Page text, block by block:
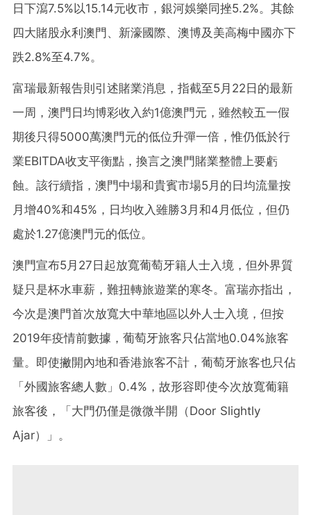
日下瀉7.5%以15.14元收市，銀河娛樂同挫5.2%。其餘
四大賭股永利澳門、新濠國際、澳博及美高梅中國亦下
跌2.8%至4.7%。
富瑞最新報告則引述賭業消息，指截至5月22日的最新
一周，澳門日均博彩收入約1億澳門元，雖然較五一假
期後只得5000萬澳門元的低位升彈一倍，惟仍低於行
業EBITDA收支平衡點，換言之澳門賭業整體上要虧
蝕。該行續指，澳門中場和貴賓市場5月的日均流量按
月增40%和45%，日均收入雖勝3月和4月低位，但仍
處於1.27億澳門元的低位。
澳門宣布5月27日起放寬葡萄牙籍人士入境，但外界質
疑只是杯水車薪，難扭轉旅遊業的寒冬。富瑞亦指出，
今次是澳門首次放寬大中華地區以外人士入境，但按
2019年疫情前數據，葡萄牙旅客只佔當地0.04%旅客
量。即使撇開內地和香港旅客不計，葡萄牙旅客也只佔
「外國旅客總人數」0.4%，故形容即使今次放寬葡籍
旅客後，「大門仍僅是微微半開（Door Slightly
Ajar）」。